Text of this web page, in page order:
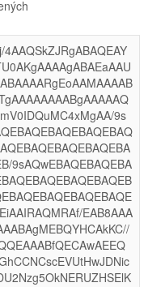
9s
9sAQwEBAQEBAQEBA
EAB8AAA